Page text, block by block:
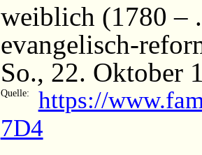
weiblich (1780 –
evangelisch-
So., 22. Oktober
Quelle:
https://
7D4